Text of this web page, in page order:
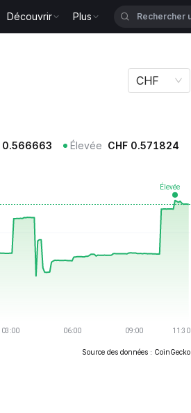
Découvrir Plus
CHF
0.566663 Élevée CHF 0.571824
Source des données : CoinGecko